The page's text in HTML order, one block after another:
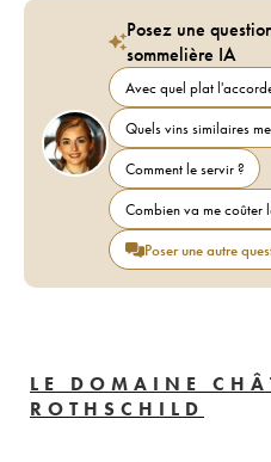
Posez une
sommelière IA
Avec quel plat
Quels vins similaires
Comment le servir ?
Combien va me coûter
Poser une autre
LE DOMAINE
ROTHSCHILD